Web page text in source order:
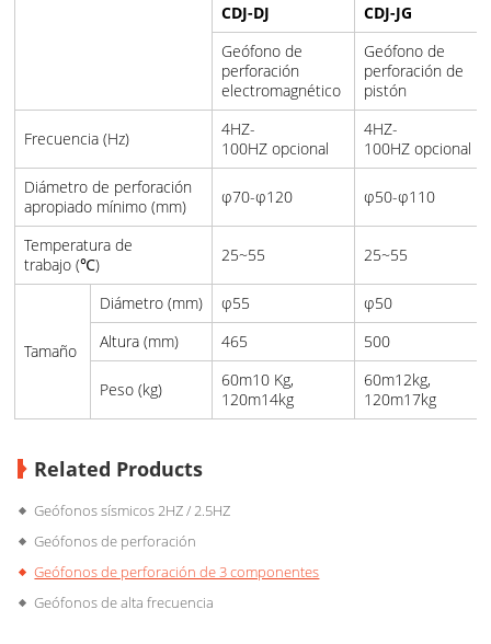
CDJ-DJ
CDJ-JG
Geófono de
perforación
electromagnético
Geófono de
perforación de
pistón
Frecuencia (Hz)
4HZ-
100HZ opcional
4HZ-
100HZ opcional
Diámetro de perforación
apropiado mínimo (mm)
φ70-φ120 φ50-φ110
Temperatura de
trabajo (℃)
25~55 25~55
Tamaño
Diámetro (mm) φ55
φ50
Altura (mm)
465 500
Peso (kg)
60m10 Kg,
120m14kg
60m12kg,
120m17kg
Related Products
Geófonos sísmicos 2HZ / 2.5HZ
Geófonos de perforación
Geófonos de perforación de 3 componentes
Geófonos de alta frecuencia